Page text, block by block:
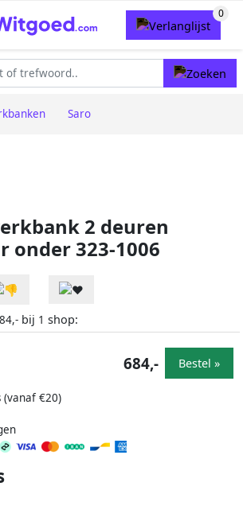
Saro
2 deuren
onder 323-1006
bij 1 shop:
(vanaf €20)
684,- Bestel »